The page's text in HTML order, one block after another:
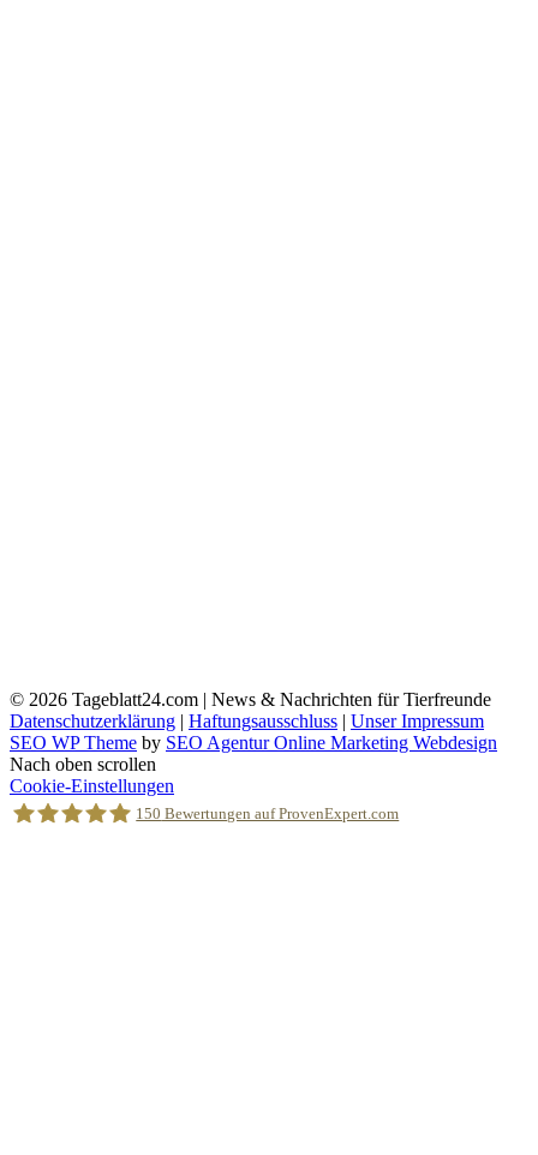
© 2026 Tageblatt24.com | News & Nachrichten für Tierfreunde
Datenschutzerklärung | Haftungsausschluss | Unser Impressum
SEO WP Theme by SEO Agentur Online Marketing Webdesign
Nach oben scrollen
Cookie-Einstellungen
150 Bewertungen auf ProvenExpert.com